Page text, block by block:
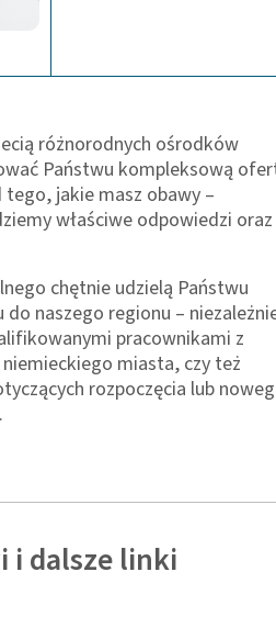
różnorodnych ośrodków
Państwu kompleksową
jakie masz obawy –
właściwe odpowiedzi oraz
chętnie udzielą Państwu
naszego regionu –
pracownikami z
miasta, czy też
rozpoczęcia lub
i dalsze linki